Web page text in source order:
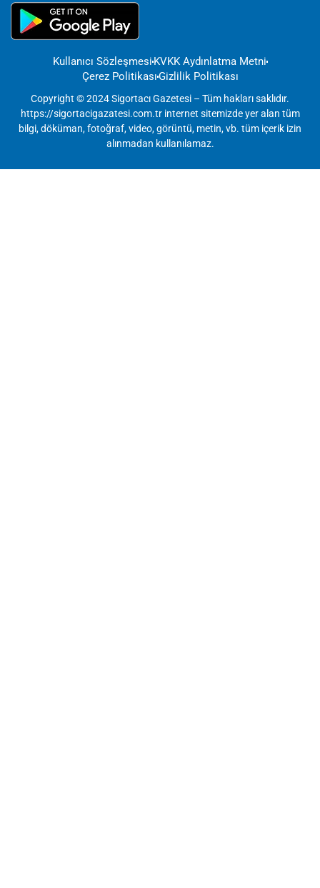
Kullanıcı SözleşmesiKVKK Aydınlatma Metni
Çerez PolitikasıGizlilik Politikası
Copyright © 2024 Sigortacı Gazetesi – Tüm hakları saklıdır.
https://sigortacigazatesi.com.tr internet sitemizde yer alan tüm
bilgi, döküman, fotoğraf, video, görüntü, metin, vb. tüm içerik izin
alınmadan kullanılamaz.